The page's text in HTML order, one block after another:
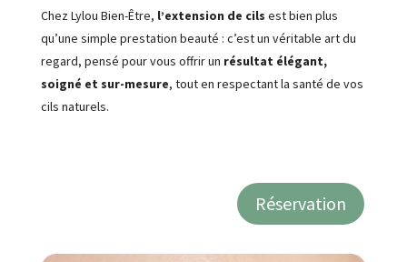
Chez Lylou Bien-Être, l’extension de cils est bien plus
qu’une simple prestation beauté : c’est un véritable art du
regard, pensé pour vous offrir un résultat élégant,
soigné et sur-mesure, tout en respectant la santé de vos
cils naturels.
Réservation